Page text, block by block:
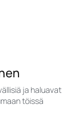
ja haluavat
töissä